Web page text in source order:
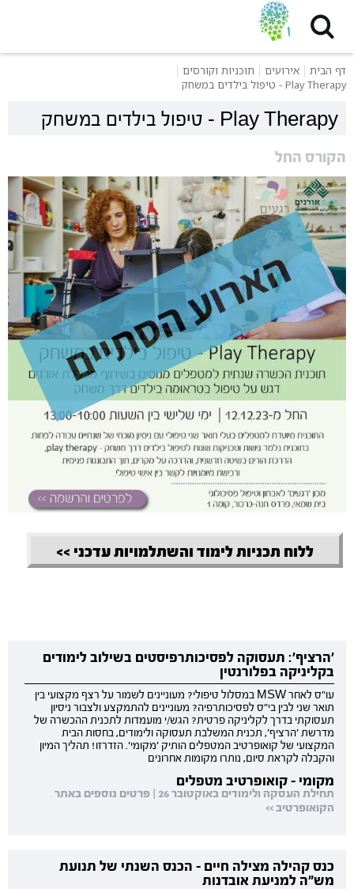
דף הבית אירועים
תוכניות וקורסים
Play Therapy - טיפול בילדים במשחק
Play Therapy - טיפול בילדים במשחק
הקורס החל
ללוח תכניות לימוד והשתלמויות עדכני >>
'הרציף': תעסוקה לפסיכותרפיסטים בשילוב לימודים
בקליניקה בפלורנטין
עו"ס לאחר MSW במסלול טיפולי? מעוניינים לשמור על רצף מקצועי בין
תואר שני לבין בי"ס לפסיכותרפיה? מעוניינים להתמקצע ולצבור ניסיון
תעסוקתי בדרך לקליניקה פרטית? הגש/י מועמדות לתכנית ההכשרה של
מדרשת 'הרציף', תכנית המשלבת תעסוקה ולימודים, בחסות הבית
המקצועי של קואופרטיב המטפלים הותיק 'מקומי'. הזדרזו! תהליך המיון
והקבלה לקראת סיום, נותרו מקומות אחרונים
מקומי - קואופרטיב מטפלים
תחילת העסקה ולימודים באוקטובר 26 | פרטים נוספים באתר
הקואופרטיב >>
כנס קהילה מצילה חיים - הכנס השנתי של תנועת
מש"ה למניעת אובדנות